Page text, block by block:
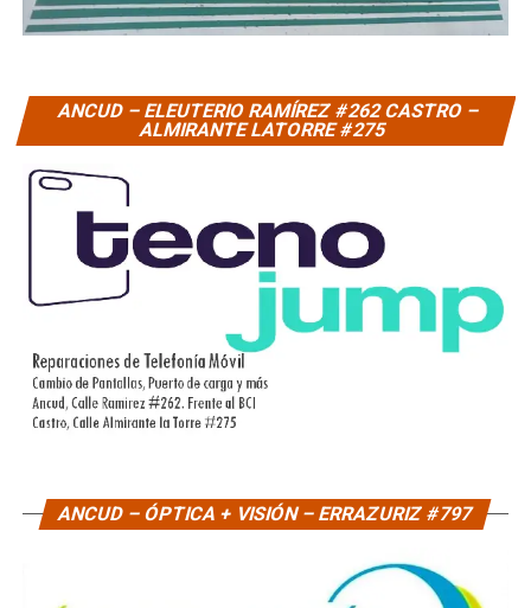
ANCUD – ELEUTERIO RAMÍREZ #262 CASTRO –
ALMIRANTE LATORRE #275
ANCUD – ÓPTICA + VISIÓN – ERRAZURIZ #797